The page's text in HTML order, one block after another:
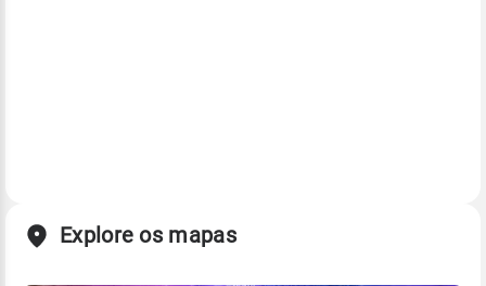
Explore os mapas